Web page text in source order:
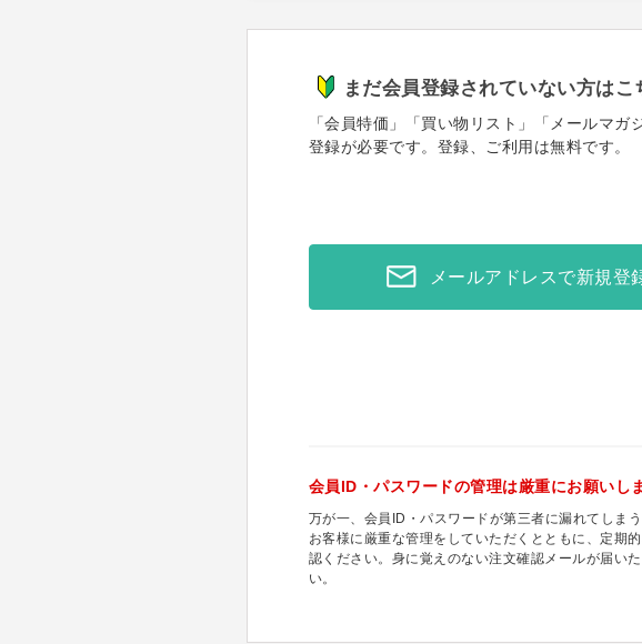
まだ会員登録されていない方はこ
「会員特価」「買い物リスト」「メールマ
登録が必要です。登録、ご利用は無料です。
メールアドレスで新規登
会員ID・パスワードの管理は厳重にお願いし
万が一、会員ID・パスワードが第三者に漏れてしま
お客様に厳重な管理をしていただくとともに、定期
認ください。身に覚えのない注文確認メールが届い
い。